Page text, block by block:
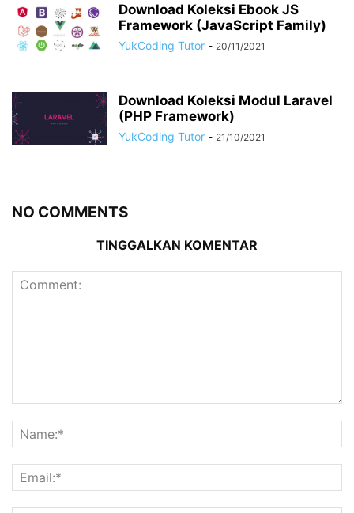
Download Koleksi Ebook JS
Framework (JavaScript Family)
YukCoding Tutor - 20/11/2021
Download Koleksi Modul Laravel
(PHP Framework)
YukCoding Tutor - 21/10/2021
NO COMMENTS
TINGGALKAN KOMENTAR